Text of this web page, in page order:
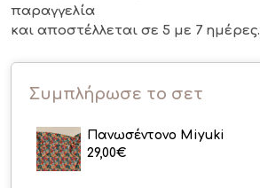
παραγγελία
και αποστέλλεται σε 5 με 7 ημέρες.
Συμπλήρωσε το σετ
Πανωσέντονο Miyuki
29,00€